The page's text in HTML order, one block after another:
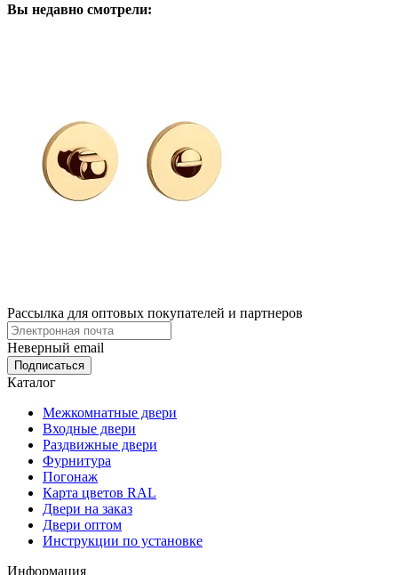
Вы недавно смотрели:
Рассылка для оптовых покупателей и партнеров
Неверный email
Каталог
Межкомнатные двери
Входные двери
Раздвижные двери
Фурнитура
Погонаж
Карта цветов RAL
Двери на заказ
Двери оптом
Инструкции по установке
Информация